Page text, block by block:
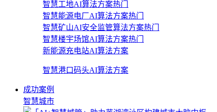
智慧工地AI算法方案热门
智慧能源电厂AI算法方案热门
智慧矿山AI安全监管算法方案热门
智慧楼宇场馆AI算法方案热门
新能源充电站AI算法方案
智慧港口码头AI算法方案
成功案例
智慧城市